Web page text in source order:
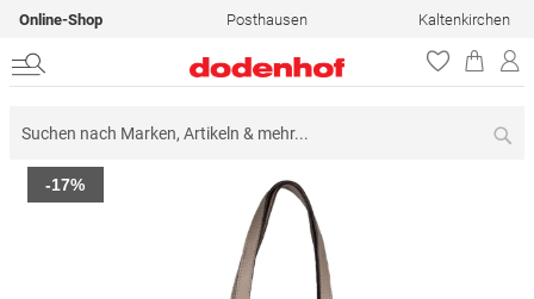
Online-Shop Posthausen Kaltenkirchen
Zum
Ende
-17%